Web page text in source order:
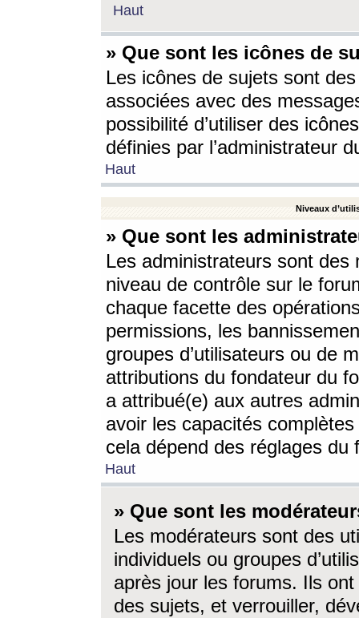
Haut
» Que sont les icônes de
Les icônes de sujets sont
associées avec des
possibilité d’utiliser des
définies par l’administrateur
Haut
Niveaux
» Que sont les
Les administrateurs sont
niveau de contrôle sur le
chaque facette des
permissions, les
groupes d’utilisateurs ou de
attributions du fondateur du
a attribué(e) aux autres
avoir les capacités
cela dépend des réglages du
Haut
» Que sont les
Les modérateurs sont des
individuels ou groupes
après jour les forums. Ils ont
des sujets, et verrouiller,